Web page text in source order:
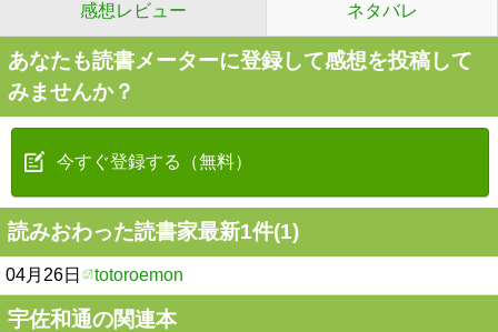
感想レビュー ネタバレ
あなたも読書メーターに登録して感想を投稿して
みませんか？
今すぐ登録する（無料）
読みおわった読書家最新1件(1)
04月26日 totoroemon
宇佐和通の関連本